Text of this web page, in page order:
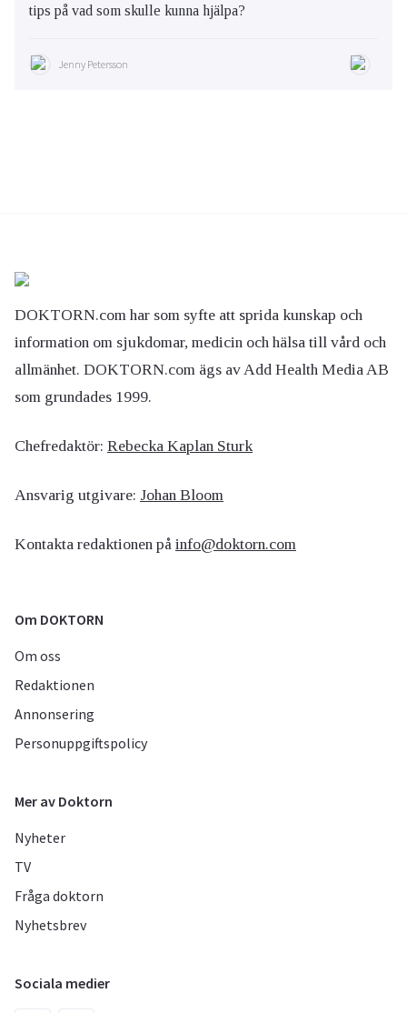
tips på vad som skulle kunna hjälpa?
Jenny Petersson
DOKTORN.com har som syfte att sprida kunskap och
information om sjukdomar, medicin och hälsa till vård och
allmänhet. DOKTORN.com ägs av Add Health Media AB
som grundades 1999.
Chefredaktör: Rebecka Kaplan Sturk
Ansvarig utgivare: Johan Bloom
Kontakta redaktionen på info@doktorn.com
Om DOKTORN
Om oss
Redaktionen
Annonsering
Personuppgiftspolicy
Mer av Doktorn
Nyheter
TV
Fråga doktorn
Nyhetsbrev
Sociala medier